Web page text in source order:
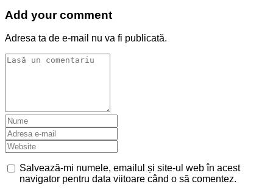
Add your comment
Adresa ta de e-mail nu va fi publicată.
Salvează-mi numele, emailul și site-ul web în acest
navigator pentru data viitoare când o să comentez.